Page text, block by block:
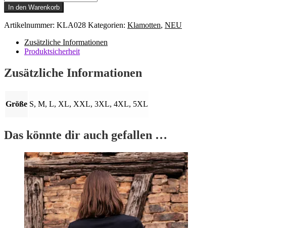
Top
"Logo
rund"
In den Warenkorb
Artikelnummer: KLA028 Kategorien: Klamotten, NEU
Zusätzliche Informationen
Produktsicherheit
Zusätzliche Informationen
Größe S, M, L, XL, XXL, 3XL, 4XL, 5XL
Das könnte dir auch gefallen …